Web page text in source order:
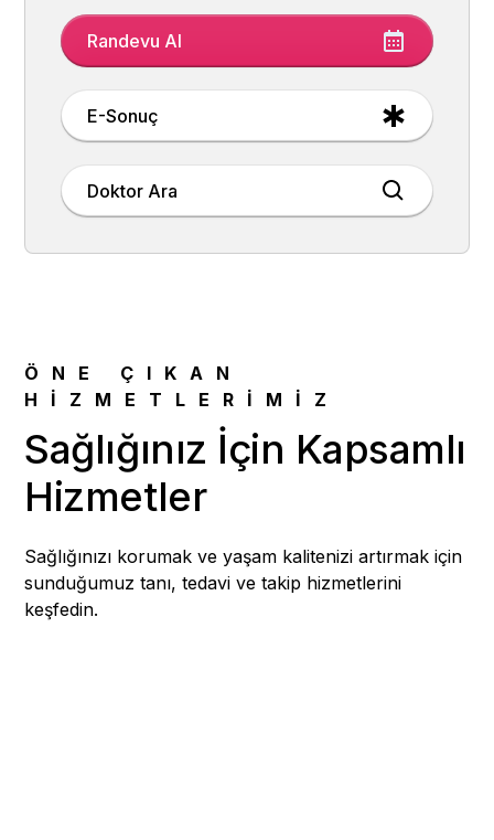
Randevu Al
E-Sonuç
Doktor Ara
ÖNE ÇIKAN
HIZMETLERIMIZ
Sağlığınız İçin Kapsamlı
Hizmetler
Sağlığınızı korumak ve yaşam kalitenizi artırmak için
sunduğumuz tanı, tedavi ve takip hizmetlerini
keşfedin.